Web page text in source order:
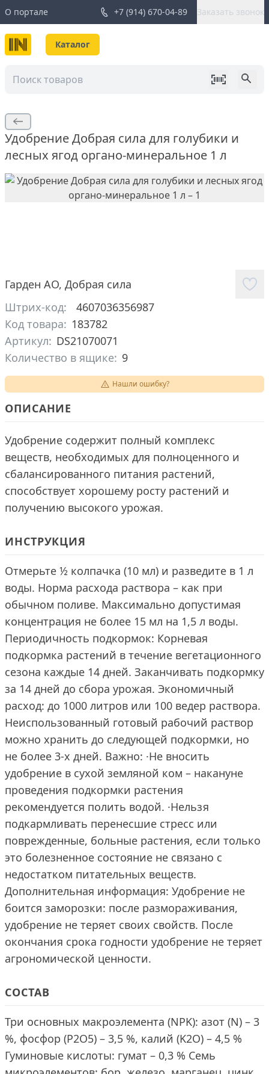
О портале +7 (914) 670-04-89 Заказать звонок
Каталог
Удобрение Добрая сила для голубики и
лесных ягод органо-минеральное 1 л
Гарден АО, Добрая сила
Штрих-код:
4607036356987
Код товара: 183782
Артикул: DS21070071
Количество в ящике: 9
Нашли ошибку?
ОПИСАНИЕ
Удобрение содержит полный комплекс
веществ, необходимых для полноценного и
сбалансированного питания растений,
способствует хорошему росту растений и
получению высокого урожая.
ИНСТРУКЦИЯ
Отмерьте ½ колпачка (10 мл) и разведите в 1 л
воды. Норма расхода раствора – как при
обычном поливе. Максимально допустимая
концентрация не более 15 мл на 1,5 л воды.
Периодичность подкормок: Корневая
подкормка растений в течение вегетационного
сезона каждые 14 дней. Заканчивать подкормку
за 14 дней до сбора урожая. Экономичный
расход: до 1000 литров или 100 ведер раствора.
Неиспользованный готовый рабочий раствор
можно хранить до следующей подкормки, но
не более 3-х дней. Важно: ·Не вносить
удобрение в сухой земляной ком – накануне
проведения подкормки растения
рекомендуется полить водой. ·Нельзя
подкармливать перенесшие стресс или
поврежденные, больные растения, если только
это болезненное состояние не связано с
недостатком питательных веществ.
Дополнительная информация: Удобрение не
боится заморозки: после размораживания,
удобрение не теряет своих свойств. После
окончания срока годности удобрение не теряет
агрономической ценности.
СОСТАВ
Три основных макроэлемента (NPK): азот (N) – 3
%, фосфор (P2O5) – 3,5 %, калий (K2O) – 4,5 %
Гуминовые кислоты: гумат – 0,3 % Семь